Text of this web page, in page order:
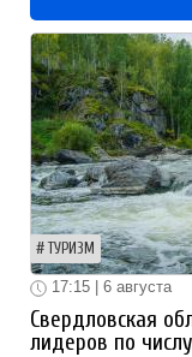
ТУРИЗМ
17:15 | 6 августа
Свердловская
лидеров по